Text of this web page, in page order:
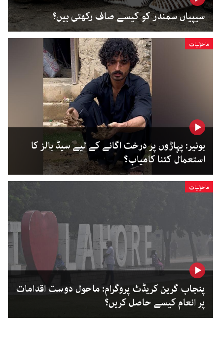
سیپیاں سمندر کو کیسے صاف رکھتی ہیں؟
ماحولیات
بونیر: پہاڑوں پر درخت اگانے کے لیے سیڈ بالز کا
استعمال کتنا کامیاب؟
ماحولیات
پنجاب گرین کریڈٹ پروگرام: ماحول دوست اقدامات
پر انعام کیسے حاصل کریں؟